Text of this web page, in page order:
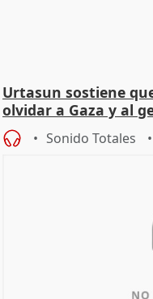
Urtasun sostiene
olvidar a Gaza y al
Sonido Totales